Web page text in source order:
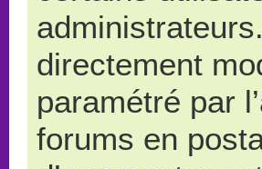
directement
paramétré par
forums en